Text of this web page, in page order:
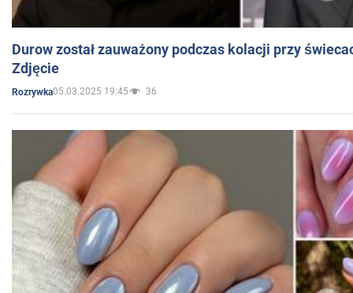
Durow został zauważony podczas kolacji przy
Zdjęcie
Rozrywka05.03.2025 19:45 36